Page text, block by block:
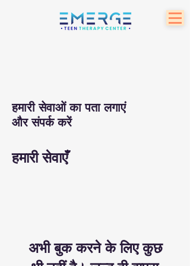
हमारी सेवाओं का पता लगाएं
और संपर्क करें
हमारी सेवाएँ
अभी बुक करने के लिए कुछ